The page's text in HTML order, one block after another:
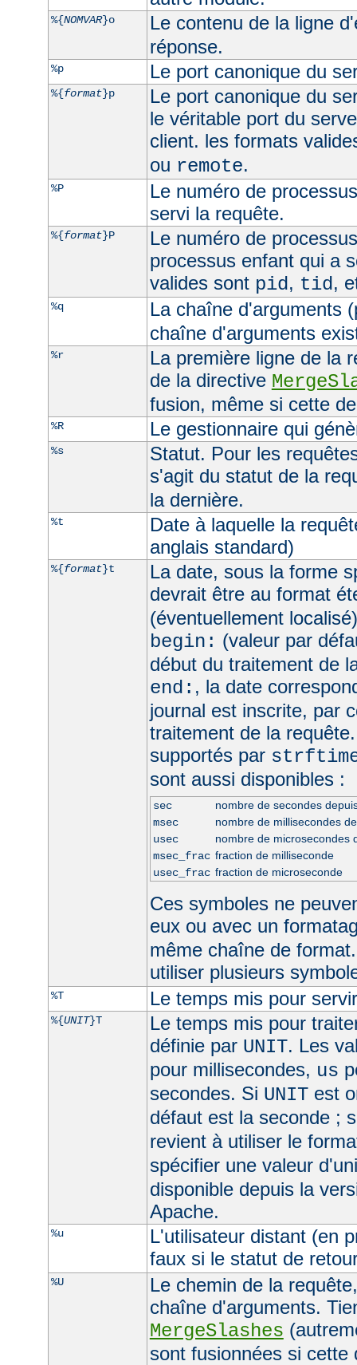
%{NOMVAR}o
Le contenu de la ligne
réponse.
%p Le port canonique du
%{format}p
Le port canonique du
le véritable port du
client. les formats
ou remote.
%P
Le numéro de
servi la requête.
%{format}P
Le numéro de
processus enfant qui a
valides sont pid, tid,
%q
La chaîne d'arguments
chaîne d'arguments
%r
La première ligne de la
de la directive
fusion, même si cette
%R Le gestionnaire qui
%s
Statut. Pour les
s'agit du statut de la
la dernière.
%t
Date à laquelle la
anglais standard)
%{format}t
La date, sous la forme
devrait être au format
(éventuellement
begin: (valeur par
début du traitement de
end: , la date
journal est inscrite, par
traitement de la
supportés par
sont aussi disponibles :
sec
nombre de secondes
msec
nombre de millisecondes
usec
nombre de microsecondes
msec_frac fraction de milliseconde
usec_frac fraction de microseconde
Ces symboles ne
eux ou avec un
même chaîne de
utiliser plusieurs
%T Le temps mis pour
%{UNIT}T
Le temps mis pour
définie par UNIT. Les
pour millisecondes, us
secondes. Si UNITest
défaut est la seconde ;
revient à utiliser le
spécifier une valeur
disponible depuis la
Apache.
%u
L'utilisateur distant (en
faux si le statut de
%U
Le chemin de la
chaîne d'arguments.
MergeSlashes
sont fusionnées si cette